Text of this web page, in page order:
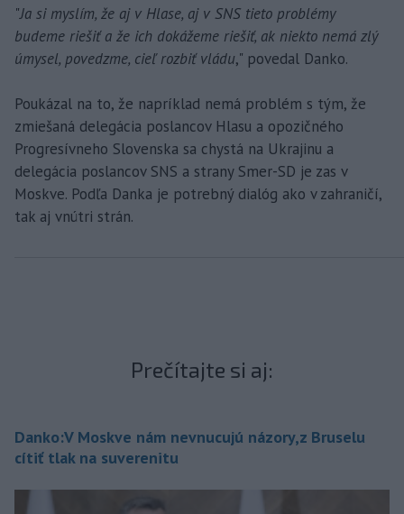
"Ja si myslím, že aj v Hlase, aj v SNS tieto problémy
budeme riešiť a že ich dokážeme riešiť, ak niekto nemá zlý
úmysel, povedzme, cieľ rozbiť vládu," povedal Danko.
Poukázal na to, že napríklad nemá problém s tým, že
zmiešaná delegácia poslancov Hlasu a opozičného
Progresívneho Slovenska sa chystá na Ukrajinu a
delegácia poslancov SNS a strany Smer-SD je zas v
Moskve. Podľa Danka je potrebný dialóg ako v zahraničí,
tak aj vnútri strán.
Prečítajte si aj:
Danko:V Moskve nám nevnucujú názory,z Bruselu
cítiť tlak na suverenitu